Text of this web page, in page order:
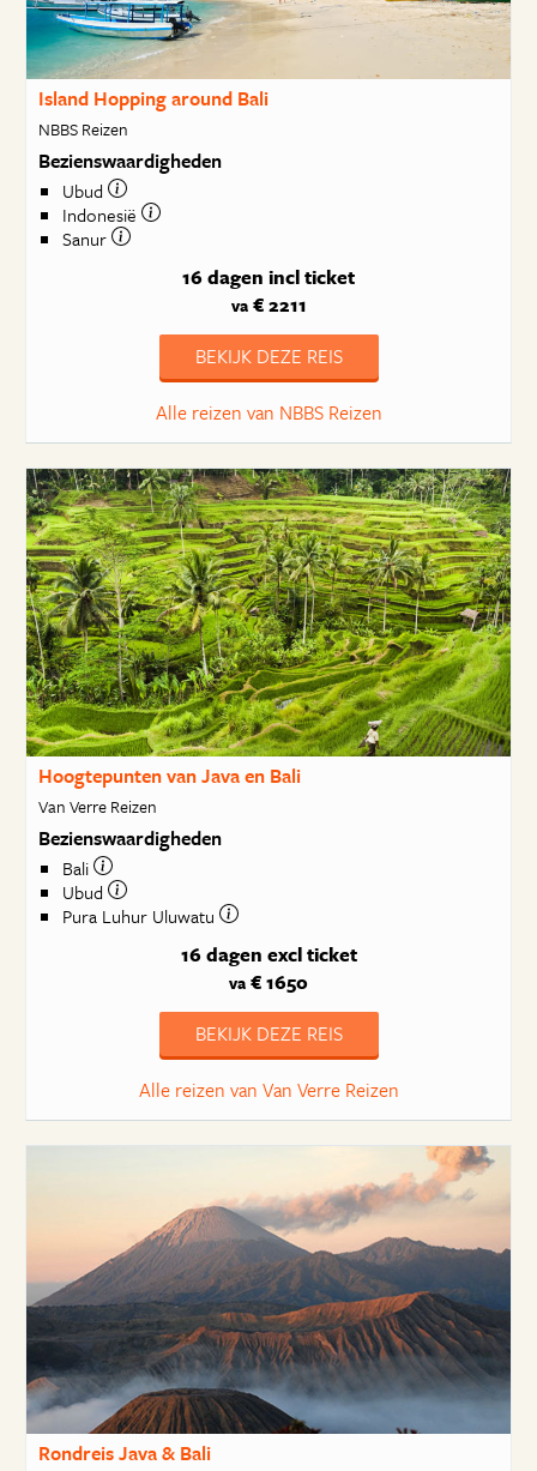
Island Hopping around Bali
NBBS Reizen
Bezienswaardigheden
Ubud
Indonesië
Sanur
16 dagen incl ticket
va€ 2211
BEKIJK DEZE REIS
Alle reizen van NBBS Reizen
Hoogtepunten van Java en Bali
Van Verre Reizen
Bezienswaardigheden
Bali
Ubud
Pura Luhur Uluwatu
16 dagen excl ticket
va € 1650
BEKIJK DEZE REIS
Alle reizen van Van Verre Reizen
Rondreis Java & Bali